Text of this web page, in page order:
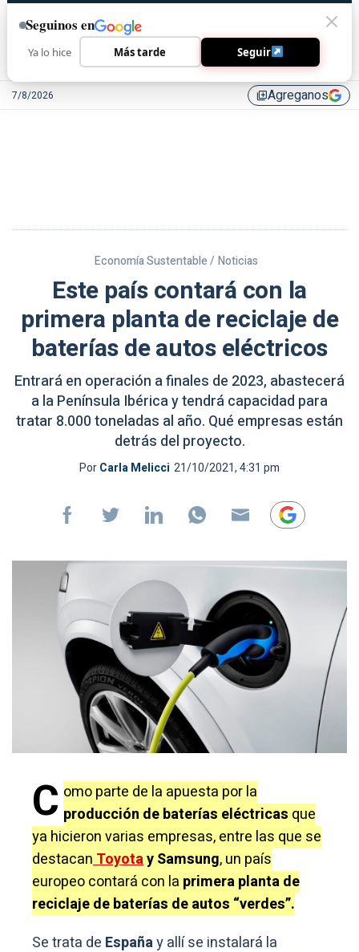
7/8/2026 library_addAgreganos
Economía Sustentable / Noticias
Este país contará con la
primera planta de reciclaje de
baterías de autos eléctricos
Entrará en operación a finales de 2023, abastecerá
a la Península Ibérica y tendrá capacidad para
tratar 8.000 toneladas al año. Qué empresas están
detrás del proyecto.
PorCarla Melicci 21/10/2021, 4:31 pm
C omo parte de la apuesta por la
producción de baterías eléctricas que
ya hicieron varias empresas, entre las que se
destacanToyotay Samsung, un país
europeo contará con la primera planta de
reciclaje de baterías de autos “verdes”.
Se trata de Españay allí se instalará la
Seguinos en
Ya lo hice Más tarde Seguir